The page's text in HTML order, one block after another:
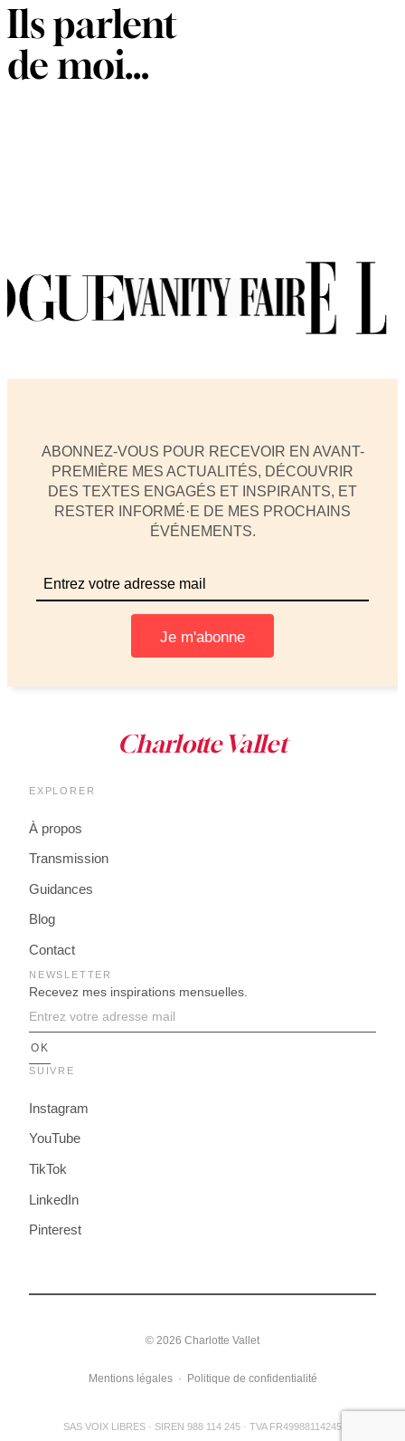
Ils parlent
de moi…
ABONNEZ-VOUS POUR RECEVOIR EN AVANT-
PREMIÈRE MES ACTUALITÉS, DÉCOUVRIR
DES TEXTES ENGAGÉS ET INSPIRANTS, ET
RESTER INFORMÉ·E DE MES PROCHAINS
ÉVÉNEMENTS.
EXPLORER
À propos
Transmission
Guidances
Blog
Contact
NEWSLETTER
Recevez mes inspirations mensuelles.
SUIVRE
Instagram
YouTube
TikTok
LinkedIn
Pinterest
© 2026 Charlotte Vallet
Mentions légales· Politique de confidentialité
SAS VOIX LIBRES · SIREN 988 114 245 · TVA FR49988114245